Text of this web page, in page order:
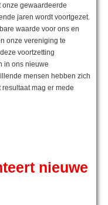
gewaardeerde
jaren wordt voortgezet.
waarde voor ons en
onze vereniging te
voortzetting
in ons nieuwe
mensen hebben zich
mag er mede
nieuwe